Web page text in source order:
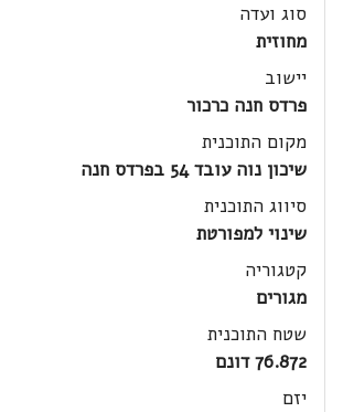
סוג ועדה
מחוזית
יישוב
פרדס חנה כרכור
מקום התוכנית
שיכון נוה עובד 54 בפרדס חנה
סיווג התוכנית
שינוי למפורטת
קטגוריה
מגורים
שטח התוכנית
76.872 דונם
יזם